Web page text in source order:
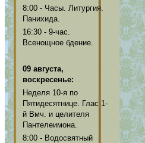
8:00 - Часы. Литургия.
Панихида.
16:30 - 9-час.
Всенощное бдение.
09 августа,
воскресенье:
Неделя 10-я по
Пятидесятнице. Глас 1-
й Вмч. и целителя
Пантелеимона.
8:00 - Водосвятный